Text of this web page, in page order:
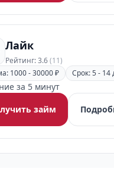
Лайк
Рейтинг: 3.6(11)
1000 - 30000 ₽ Срок: 5 - 14
за 5 минут
займ